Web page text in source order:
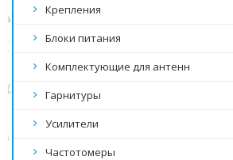
Крепления
Блоки питания
Комплектующие для антенн
Гарнитуры
Усилители
Частотомеры